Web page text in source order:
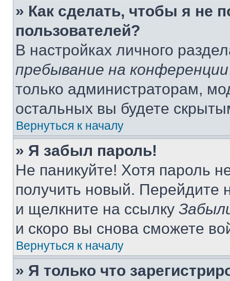
» Как сделать, чтобы я не
пользователей?
В настройках личного
пребывание на конференции
только администраторам,
остальных вы будете
Вернуться к началу
» Я забыл пароль!
Не паникуйте! Хотя пароль
получить новый. Перейдите
и щелкните на ссылку
и скоро вы снова сможете
Вернуться к началу
» Я только что